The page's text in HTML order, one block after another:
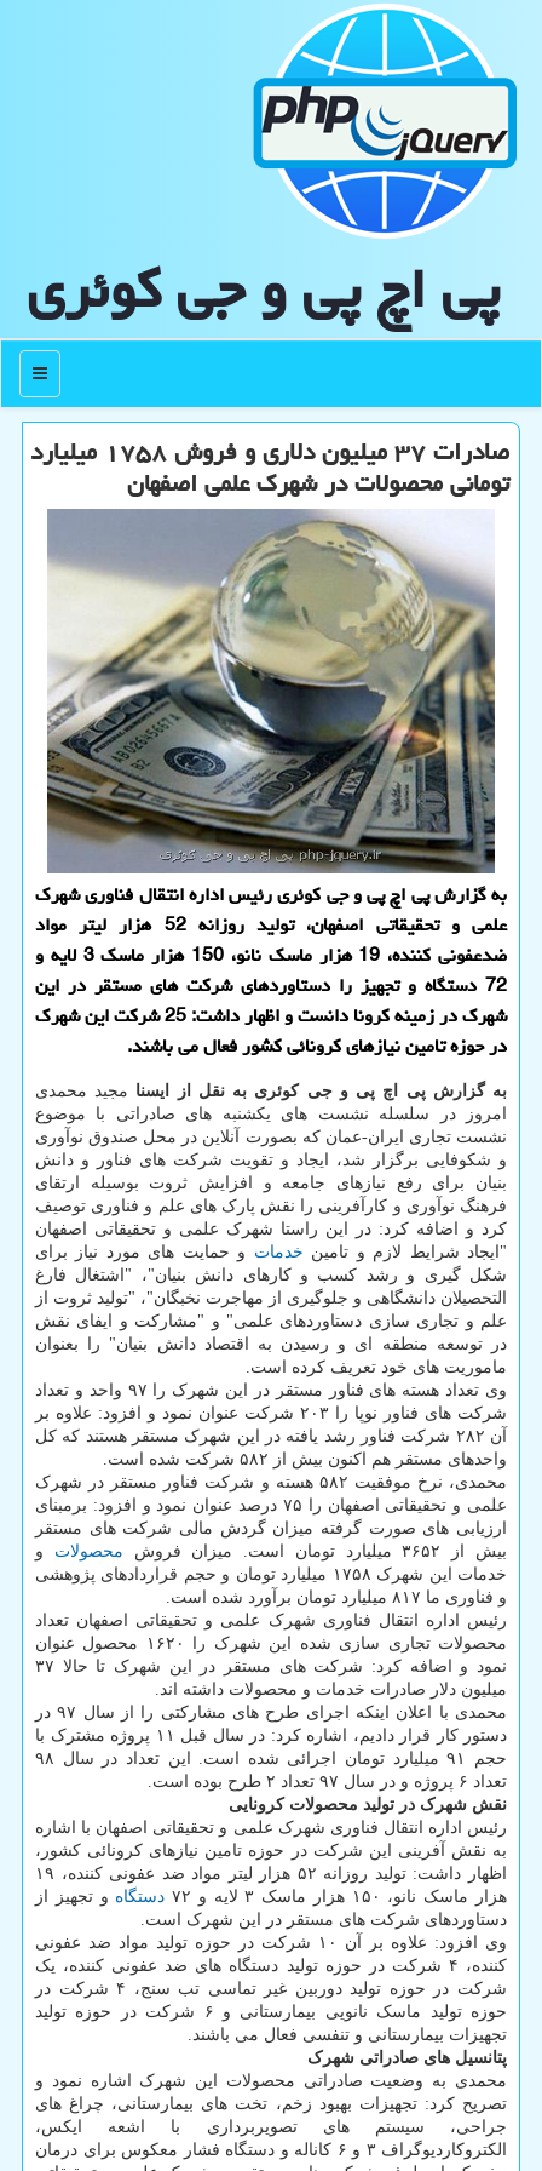
پی اچ پی و جی كوئری
منو
صادرات ۳۷ میلیون دلاری و فروش ۱۷۵۸ میلیارد
تومانی محصولات در شهرک علمی اصفهان
به گزارش پی اچ پی و جی کوئری رئیس اداره انتقال فناوری شهرک
علمی و تحقیقاتی اصفهان، تولید روزانه 52 هزار لیتر مواد
ضدعفونی کننده، 19 هزار ماسک نانو، 150 هزار ماسک 3 لایه و
72 دستگاه و تجهیز را دستاوردهای شرکت های مستقر در این
شهرک در زمینه کرونا دانست و اظهار داشت: 25 شرکت این شهرک
در حوزه تامین نیازهای کرونائی کشور فعال می باشند.
به گزارش پی اچ پی و جی کوئری به نقل از ایسنا مجید محمدی
امروز در سلسله نشست های یکشنبه های صادراتی با موضوع
نشست تجاری ایران-عمان که بصورت آنلاین در محل صندوق نوآوری
و شکوفایی برگزار شد، ایجاد و تقویت شرکت های فناور و دانش
بنیان برای رفع نیازهای جامعه و افزایش ثروت بوسیله ارتقای
فرهنگ نوآوری و کارآفرینی را نقش پارک های علم و فناوری توصیف
کرد و اضافه کرد: در این راستا شهرک علمی و تحقیقاتی اصفهان
"ایجاد شرایط لازم و تامین خدمات و حمایت های مورد نیاز برای
شکل گیری و رشد کسب و کارهای دانش بنیان"، "اشتغال فارغ
التحصیلان دانشگاهی و جلوگیری از مهاجرت نخبگان"، "تولید ثروت از
علم و تجاری سازی دستاوردهای علمی" و "مشارکت و ایفای نقش
در توسعه منطقه ای و رسیدن به اقتصاد دانش بنیان" را بعنوان
ماموریت های خود تعریف کرده است.
وی تعداد هسته های فناور مستقر در این شهرک را ۹۷ واحد و تعداد
شرکت های فناور نوپا را ۲۰۳ شرکت عنوان نمود و افزود: علاوه بر
آن ۲۸۲ شرکت فناور رشد یافته در این شهرک مستقر هستند که کل
واحدهای مستقر هم اکنون بیش از ۵۸۲ شرکت شده است.
محمدی، نرخ موفقیت ۵۸۲ هسته و شرکت فناور مستقر در شهرک
علمی و تحقیقاتی اصفهان را ۷۵ درصد عنوان نمود و افزود: برمبنای
ارزیابی های صورت گرفته میزان گردش مالی شرکت های مستقر
بیش از ۳۶۵۲ میلیارد تومان است. میزان فروش
محصولات و
خدمات این شهرک ۱۷۵۸ میلیارد تومان و حجم قراردادهای پژوهشی
و فناوری ما ۸۱۷ میلیارد تومان برآورد شده است.
رئیس اداره انتقال فناوری شهرک علمی و تحقیقاتی اصفهان تعداد
محصولات تجاری سازی شده این شهرک را ۱۶۲۰ محصول عنوان
نمود و اضافه کرد: شرکت های مستقر در این شهرک تا حالا ۳۷
میلیون دلار صادرات خدمات و محصولات داشته اند.
محمدی با اعلان اینکه اجرای طرح های مشارکتی را از سال ۹۷ در
دستور کار قرار دادیم، اشاره کرد: در سال قبل ۱۱ پروژه مشترک با
حجم ۹۱ میلیارد تومان اجرائی شده است. این تعداد در سال ۹۸
تعداد ۶ پروژه و در سال ۹۷ تعداد ۲ طرح بوده است.
نقش شهرک در تولید محصولات کرونایی
رئیس اداره انتقال فناوری شهرک علمی و تحقیقاتی اصفهان با اشاره
به نقش آفرینی این شرکت در حوزه تامین نیازهای کرونائی کشور،
اظهار داشت: تولید روزانه ۵۲ هزار لیتر مواد ضد عفونی کننده، ۱۹
هزار ماسک نانو، ۱۵۰ هزار ماسک ۳ لایه و ۷۲
دستگاه و تجهیز از
دستاوردهای شرکت های مستقر در این شهرک است.
وی افزود: علاوه بر آن ۱۰ شرکت در حوزه تولید مواد ضد عفونی
کننده، ۴ شرکت در حوزه تولید دستگاه های ضد عفونی کننده، یک
شرکت در حوزه تولید دوربین غیر تماسی تب سنج، ۴ شرکت در
حوزه تولید ماسک نانویی بیمارستانی و ۶ شرکت در حوزه تولید
تجهیزات بیمارستانی و تنفسی فعال می باشند.
پتانسیل های صادراتی شهرک
محمدی به وضعیت صادراتی محصولات این شهرک اشاره نمود و
تصریح کرد: تجهیزات بهبود زخم، تخت های بیمارستانی، چراغ های
جراحی، سیستم های تصویربرداری با اشعه ایکس،
الکتروکاردیوگراف ۳ و ۶ کاناله و دستگاه فشار معکوس برای درمان